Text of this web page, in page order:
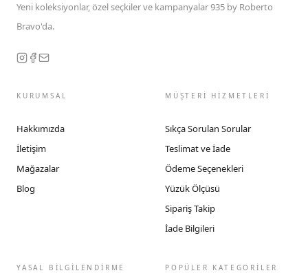
Yeni koleksiyonlar, özel seçkiler ve kampanyalar 935 by Roberto
Bravo'da.
KURUMSAL
Hakkımızda
İletişim
Mağazalar
Blog
MÜŞTERİ HİZMETLERİ
Sıkça Sorulan Sorular
Teslimat ve İade
Ödeme Seçenekleri
Yüzük Ölçüsü
Sipariş Takip
İade Bilgileri
YASAL BİLGİLENDİRME POPÜLER KATEGORİLER